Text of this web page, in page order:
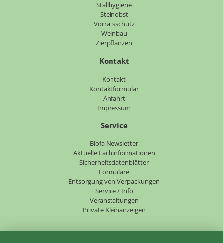
Stallhygiene
Steinobst
Vorratsschutz
Weinbau
Zierpflanzen
Kontakt
Kontakt
Kontaktformular
Anfahrt
Impressum
Service
Biofa Newsletter
Aktuelle Fachinformationen
Sicherheitsdatenblätter
Formulare
Entsorgung von Verpackungen
Service / Info
Veranstaltungen
Private Kleinanzeigen